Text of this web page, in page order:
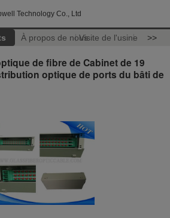
Technology Co., Ltd
À propos de nousVisite de l'usine >>
de fibre de Cabinet de 19
optique de ports du bâti de